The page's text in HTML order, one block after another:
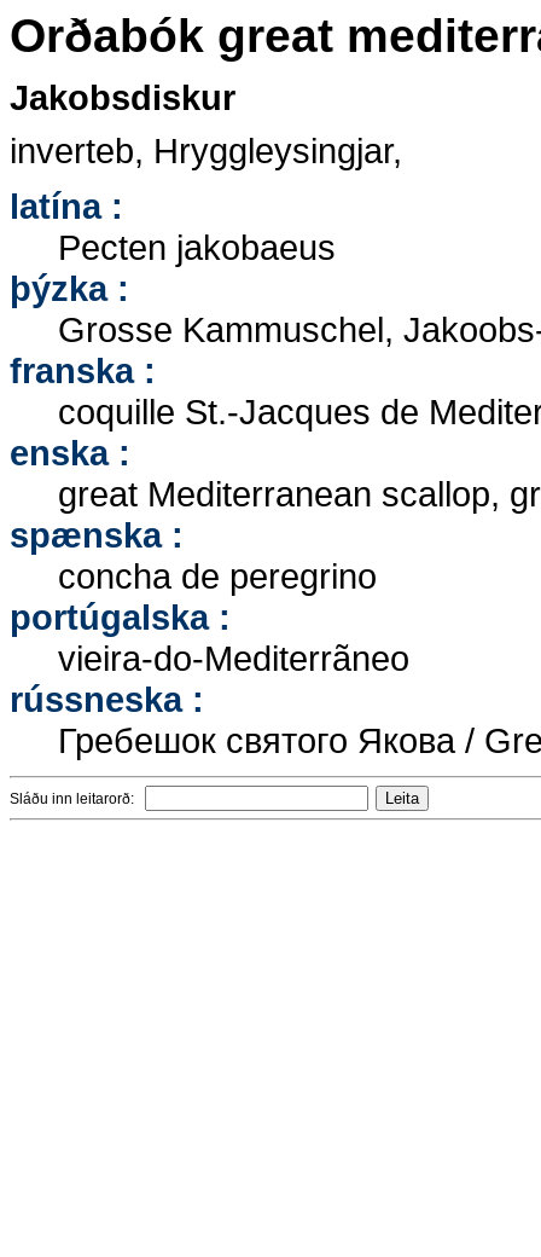
Orðabók great
Jakobsdiskur
inverteb, Hryggleysingjar,
latína :
Pecten jakobaeus
þýzka :
Grosse Kammuschel,
franska :
coquille St.-Jacques de
enska :
great Mediterranean scallop,
spænska :
concha de peregrino
portúgalska :
vieira-do-Mediterrãneo
rússneska :
Гребешок святого Якова /
Sláðu inn leitarorð: